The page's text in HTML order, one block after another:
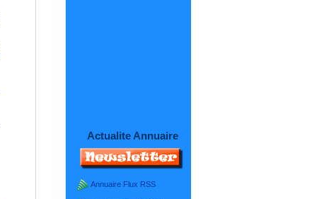
Actualite Annuaire
Annuaire Flux RSS